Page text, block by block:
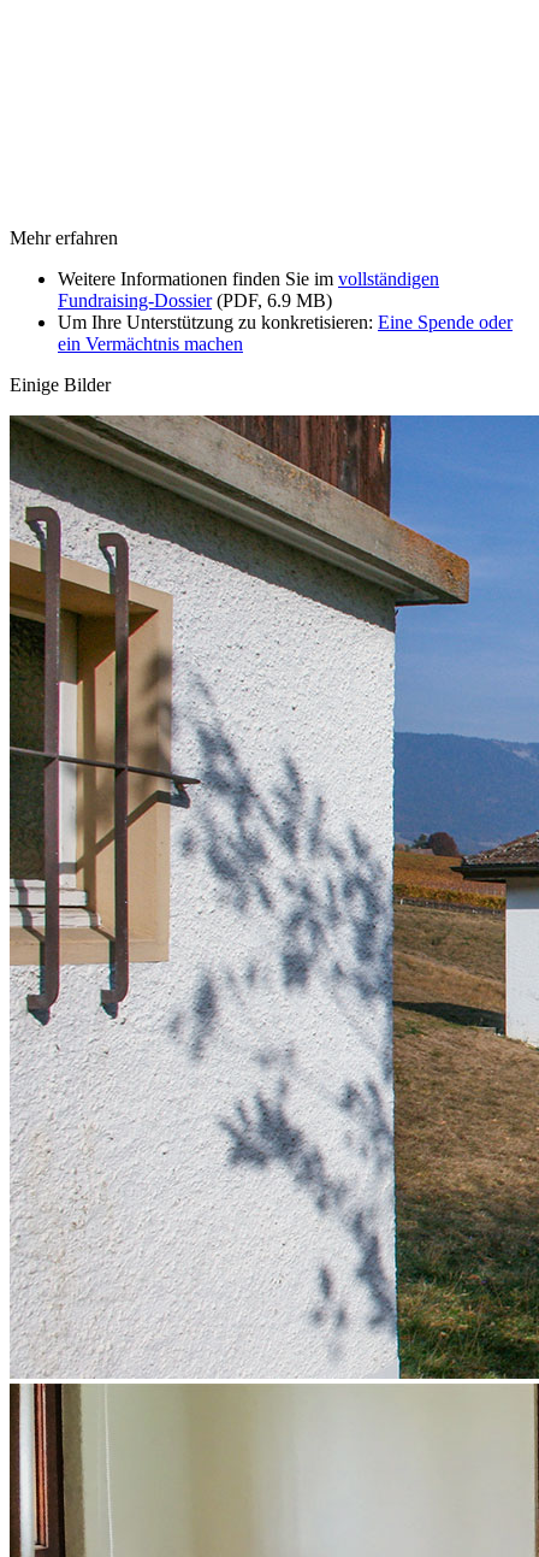
Mehr erfahren
Weitere Informationen finden Sie im vollständigen
Fundraising-Dossier(PDF, 6.9 MB)
Um Ihre Unterstützung zu konkretisieren: Eine Spende oder
ein Vermächtnis machen
Einige Bilder